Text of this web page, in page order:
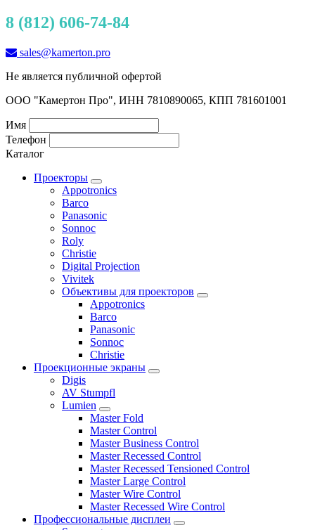
8 (812) 606-74-84
sales@kamerton.pro
Не является публичной офертой
ООО "Камертон Про", ИНН 7810890065, КПП 781601001
Имя
Телефон
Каталог
Проекторы
Appotronics
Barco
Panasonic
Sonnoc
Roly
Christie
Digital Projection
Vivitek
Объективы для проекторов
Appotronics
Barco
Panasonic
Sonnoc
Сhristie
Проекционные экраны
Digis
AV Stumpfl
Lumien
Master Fold
Master Control
Master Business Control
Master Recessed Control
Master Recessed Tensioned Control
Master Large Control
Master Wire Control
Master Recessed Wire Control
Профессиональные дисплеи